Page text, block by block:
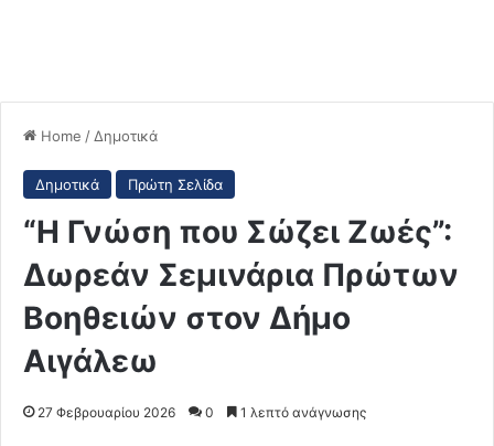
Home / Δημοτικά
Δημοτικά Πρώτη Σελίδα
“Η Γνώση που Σώζει Ζωές”:
Δωρεάν Σεμινάρια Πρώτων
Βοηθειών στον Δήμο
Αιγάλεω
27 Φεβρουαρίου 2026 0 1 λεπτό ανάγνωσης